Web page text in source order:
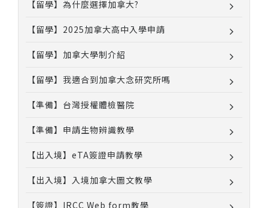
【留學】為什麼選擇加拿大?
【留學】2025加拿大高中入學申請
【留學】加拿大學制介紹
【留學】我適合到加拿大念研究所嗎
【準備】台灣授權體檢醫院
【準備】申請生物辨識教學
【出入境】eTA簽證申請教學
【出入境】入境加拿大圖文教學
【簽證】IRCC Web form教學